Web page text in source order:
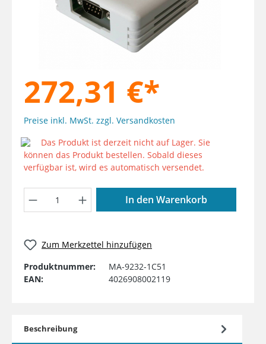
272,31 €*
Preise inkl. MwSt. zzgl. Versandkosten
Das Produkt ist derzeit nicht auf Lager. Sie
können das Produkt bestellen. Sobald dieses
verfügbar ist, wird es automatisch versendet.
Produkt Anzahl: Gib den
In den Warenkorb
Zum Merkzettel hinzufügen
Produktnummer:
MA-9232-1C51
EAN:
4026908002119
Beschreibung